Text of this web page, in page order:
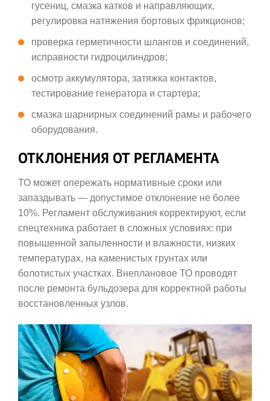
гусениц, смазка катков и направляющих,
регулировка натяжения бортовых фрикционов;
проверка герметичности шлангов и соединений,
исправности гидроцилиндров;
осмотр аккумулятора, затяжка контактов,
тестирование генератора и стартера;
смазка шарнирных соединений рамы и рабочего
оборудования.
ОТКЛОНЕНИЯ ОТ РЕГЛАМЕНТА
ТО может опережать нормативные сроки или
запаздывать — допустимое отклонение не более
10%. Регламент обслуживания корректируют, если
спецтехника работает в сложных условиях: при
повышенной запыленности и влажности, низких
температурах, на каменистых грунтах или
болотистых участках. Внеплановое ТО проводят
после ремонта бульдозера для корректной работы
восстановленных узлов.